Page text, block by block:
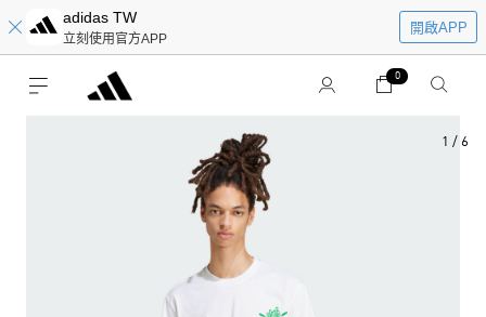
adidas TW
立刻使用官方APP
開啟APP
0
1 / 6